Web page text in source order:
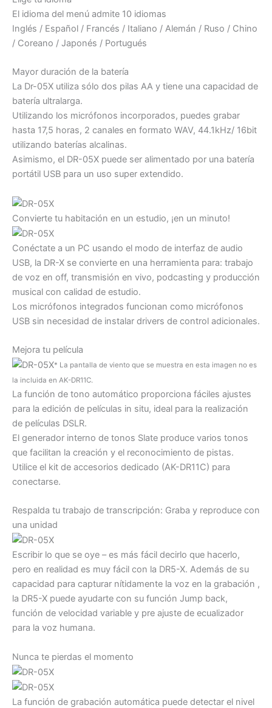
El idioma del menú admite 10 idiomas
Inglés / Español / Francés / Italiano / Alemán / Ruso / Chino
/ Coreano / Japonés / Portugués
Mayor duración de la batería
La Dr-05X utiliza sólo dos pilas AA y tiene una capacidad de
batería ultralarga.
Utilizando los micrófonos incorporados, puedes grabar
hasta 17,5 horas, 2 canales en formato WAV, 44.1kHz/ 16bit
utilizando baterías alcalinas.
Asimismo, el DR-05X puede ser alimentado por una batería
portátil USB para un uso super extendido.
Convierte tu habitación en un estudio, ¡en un minuto!
Conéctate a un PC usando el modo de interfaz de audio
USB, la DR-X se convierte en una herramienta para: trabajo
de voz en off, transmisión en vivo, podcasting y producción
musical con calidad de estudio.
Los micrófonos integrados funcionan como micrófonos
USB sin necesidad de instalar drivers de control adicionales.
Mejora tu película
* La pantalla de viento que se muestra en esta imagen no es
la incluida en AK-DR11C.
La función de tono automático proporciona fáciles ajustes
para la edición de películas in situ, ideal para la realización
de películas DSLR.
El generador interno de tonos Slate produce varios tonos
que facilitan la creación y el reconocimiento de pistas.
Utilice el kit de accesorios dedicado (AK-DR11C) para
conectarse.
Respalda tu trabajo de transcripción: Graba y reproduce con
una unidad
Escribir lo que se oye – es más fácil decirlo que hacerlo,
pero en realidad es muy fácil con la DR5-X. Además de su
capacidad para capturar nítidamente la voz en la grabación ,
la DR5-X puede ayudarte con su función Jump back,
función de velocidad variable y pre ajuste de ecualizador
para la voz humana.
Nunca te pierdas el momento
La función de grabación automática puede detectar el nivel